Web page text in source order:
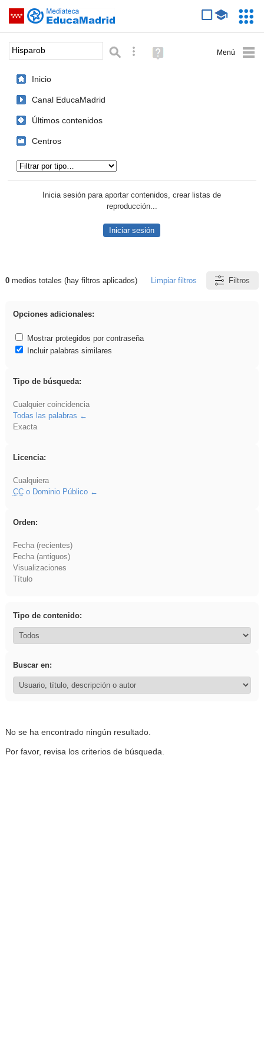
Saltar navegación
Palabra o frase: Búsqueda avanzada
Ayuda
(en
Inicio
Canal EducaMadrid
Últimos contenidos
Centros
Inicia sesión para aportar contenidos, crear listas de
reproducción...
Iniciar sesión
Resultados de: Hisparob
0medios totales (hay filtros aplicados) Limpiar filtros Filtros
Opciones adicionales:
Mostrar protegidos por contraseña
Incluir palabras similares
Tipo de búsqueda:
Cualquier coincidencia
Todas las palabras
Exacta
Licencia:
Cualquiera
CCo Dominio Público
Orden:
Fecha (recientes)
Fecha (antiguos)
Visualizaciones
Título
Tipo de contenido:
Buscar en:
No se ha encontrado ningún resultado.
Por favor, revisa los criterios de búsqueda.